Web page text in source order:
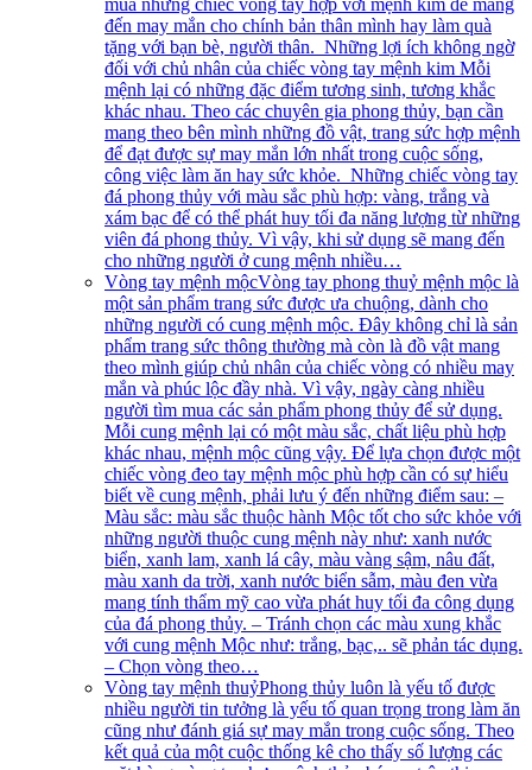
mua những chiếc vòng tay hợp với mệnh kim để mang
đến may mắn cho chính bản thân mình hay làm quà
tặng với bạn bè, người thân. Những lợi ích không ngờ
đối với chủ nhân của chiếc vòng tay mệnh kim Mỗi
mệnh lại có những đặc điểm tương sinh, tương khắc
khác nhau. Theo các chuyên gia phong thủy, bạn cần
mang theo bên mình những đồ vật, trang sức hợp mệnh
để đạt được sự may mắn lớn nhất trong cuộc sống,
công việc làm ăn hay sức khỏe. Những chiếc vòng tay
đá phong thủy với màu sắc phù hợp: vàng, trắng và
xám bạc để có thể phát huy tối đa năng lượng từ những
viên đá phong thủy. Vì vậy, khi sử dụng sẽ mang đến
cho những người ở cung mệnh nhiều…
Vòng tay mệnh mộcVòng tay phong thuỷ mệnh mộc là
một sản phẩm trang sức được ưa chuộng, dành cho
những người có cung mệnh mộc. Đây không chỉ là sản
phẩm trang sức thông thường mà còn là đồ vật mang
theo mình giúp chủ nhân của chiếc vòng có nhiều may
mắn và phúc lộc đầy nhà. Vì vậy, ngày càng nhiều
người tìm mua các sản phẩm phong thủy để sử dụng.
Mỗi cung mệnh lại có một màu sắc, chất liệu phù hợp
khác nhau, mệnh mộc cũng vậy. Để lựa chọn được một
chiếc vòng đeo tay mệnh mộc phù hợp cần có sự hiểu
biết về cung mệnh, phải lưu ý đến những điểm sau: –
Màu sắc: màu sắc thuộc hành Mộc tốt cho sức khỏe với
những người thuộc cung mệnh này như: xanh nước
biển, xanh lam, xanh lá cây, màu vàng sậm, nâu đất,
màu xanh da trời, xanh nước biển sẫm, màu đen vừa
mang tính thẩm mỹ cao vừa phát huy tối đa công dụng
của đá phong thủy. – Tránh chọn các màu xung khắc
với cung mệnh Mộc như: trắng, bạc,.. sẽ phản tác dụng.
– Chọn vòng theo…
Vòng tay mệnh thuỷPhong thủy luôn là yếu tố được
nhiều người tin tưởng là yếu tố quan trọng trong làm ăn
cũng như đánh giá sự may mắn trong cuộc sống. Theo
kết quả của một cuộc thống kê cho thấy số lượng các